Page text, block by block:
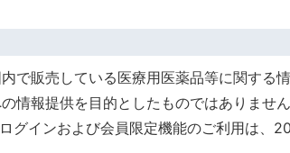
で販売している医療用医薬品等に関する
情報提供を目的としたものではありません
インおよび会員限定機能のご利用は、